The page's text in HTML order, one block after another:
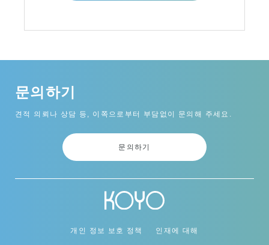
문의하기
견적 의뢰나 상담 등, 이쪽으로부터 부담없이 문의해 주세요.
문의하기
개인 정보 보호 정책 인재에 대해